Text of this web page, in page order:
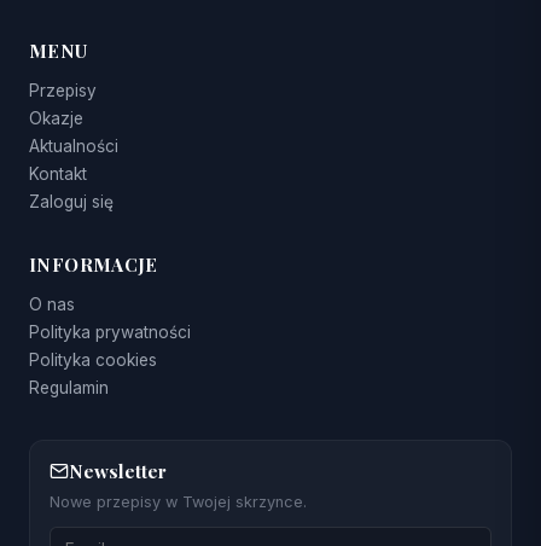
MENU
Przepisy
Okazje
Aktualności
Kontakt
Zaloguj się
INFORMACJE
O nas
Polityka prywatności
Polityka cookies
Regulamin
Newsletter
Nowe przepisy w Twojej skrzynce.